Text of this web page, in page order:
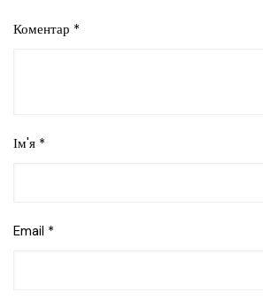
Коментар *
Ім'я *
Email *